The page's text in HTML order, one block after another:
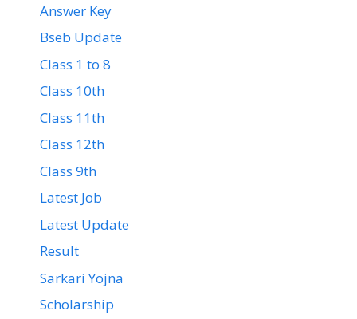
Answer Key
Bseb Update
Class 1 to 8
Class 10th
Class 11th
Class 12th
Class 9th
Latest Job
Latest Update
Result
Sarkari Yojna
Scholarship